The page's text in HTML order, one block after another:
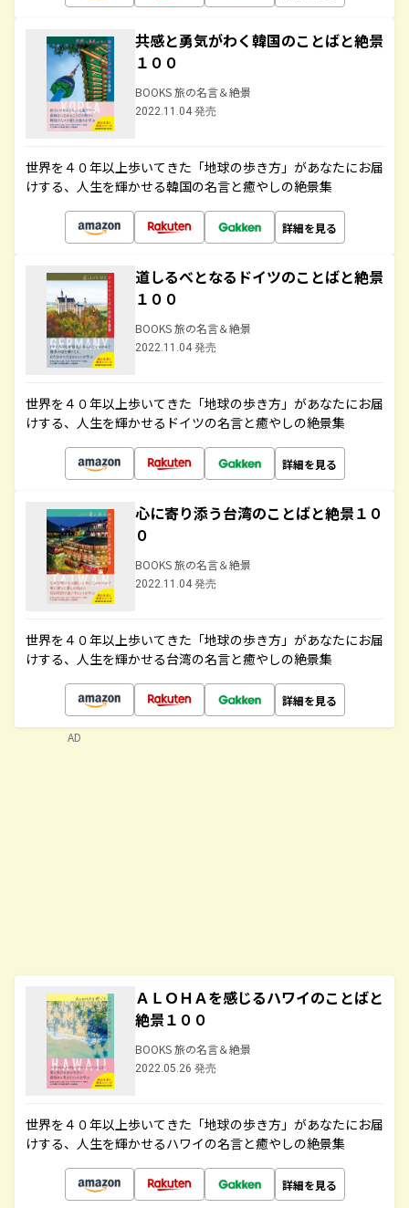
共感と勇気がわく韓国のことばと絶景
１００
BOOKS 旅の名言＆絶景
2022.11.04 発売
世界を４０年以上歩いてきた「地球の歩き方」があなたにお届
けする、人生を輝かせる韓国の名言と癒やしの絶景集
詳細を見る
道しるべとなるドイツのことばと絶景
１００
BOOKS 旅の名言＆絶景
2022.11.04 発売
世界を４０年以上歩いてきた「地球の歩き方」があなたにお届
けする、人生を輝かせるドイツの名言と癒やしの絶景集
詳細を見る
心に寄り添う台湾のことばと絶景１０
０
BOOKS 旅の名言＆絶景
2022.11.04 発売
世界を４０年以上歩いてきた「地球の歩き方」があなたにお届
けする、人生を輝かせる台湾の名言と癒やしの絶景集
詳細を見る
ＡＬＯＨＡを感じるハワイのことばと
絶景１００
BOOKS 旅の名言＆絶景
2022.05.26 発売
世界を４０年以上歩いてきた「地球の歩き方」があなたにお届
けする、人生を輝かせるハワイの名言と癒やしの絶景集
詳細を見る
AD